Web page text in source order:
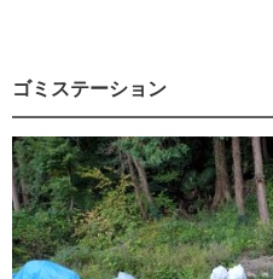
ゴミステーション